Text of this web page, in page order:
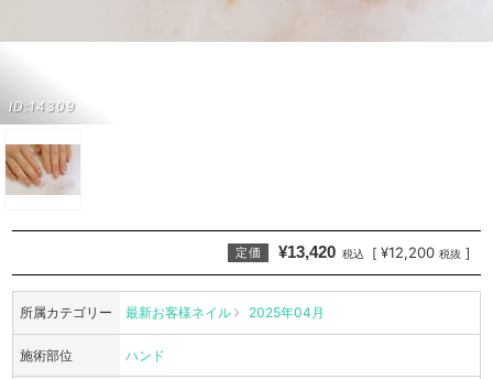
ID:14309
定価 ¥13,420 税込 [ ¥12,200 税抜 ]
所属カテゴリー 最新お客様ネイル 2025年04月
施術部位 ハンド